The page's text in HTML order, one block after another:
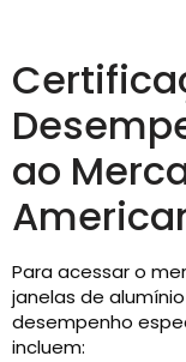
ao
Para acessar o
janelas de
desempenho
incluem: